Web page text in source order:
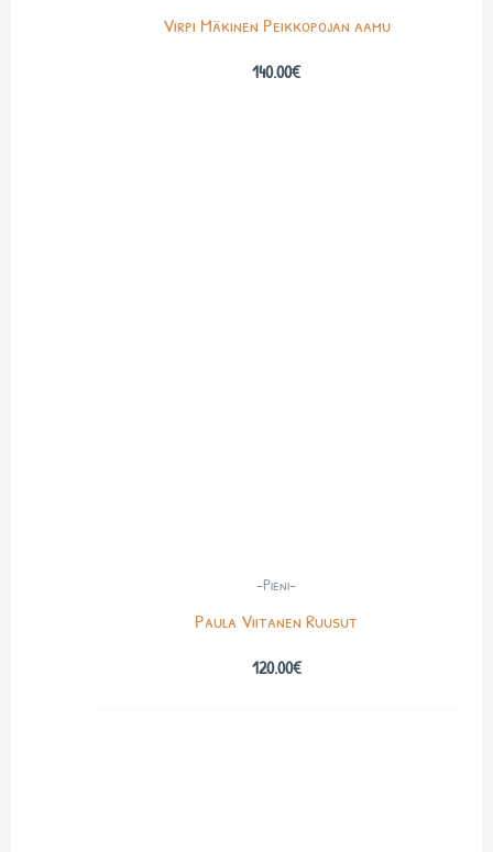
Virpi Mäkinen Peikkopojan aamu
140.00€
-Pieni-
Paula Viitanen Ruusut
120.00€